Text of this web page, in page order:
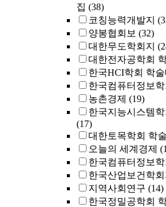
집 (38)
코칭능력개발지
양봉협회보 (32)
대한무도학회지
대한전자공학회
한국HCI학회 학술
한국컴퓨터정보학
농촌경제 (19)
한국지능시스템
(17)
대한토목학회 학
오늘의 세계경제
한국컴퓨터정보
한국산업보건학회
지역사회연구 (14)
한국정밀공학회